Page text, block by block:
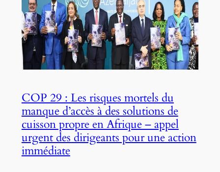
COP 29 : Les risques mortels du
manque d’accès à des solutions de
cuisson propre en Afrique – appel
urgent des dirigeants pour une action
immédiate